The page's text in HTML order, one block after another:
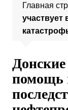
Главная
участвует
помощь